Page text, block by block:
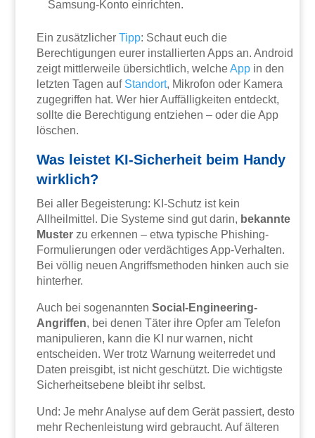
Samsung-Konto einrichten.
Ein zusätzlicherTipp: Schaut euch die
Berechtigungen eurer installierten Apps an. Android
zeigt mittlerweile übersichtlich, welcheApp in den
letzten Tagen auf Standort, Mikrofon oder Kamera
zugegriffen hat. Wer hier Auffälligkeiten entdeckt,
sollte die Berechtigung entziehen – oder die App
löschen.
Was leistet KI-Sicherheit beim Handy
wirklich?
Bei aller Begeisterung: KI-Schutz ist kein
Allheilmittel. Die Systeme sind gut darin, bekannte
Muster zu erkennen – etwa typische Phishing-
Formulierungen oder verdächtiges App-Verhalten.
Bei völlig neuen Angriffsmethoden hinken auch sie
hinterher.
Auch bei sogenanntenSocial-Engineering-
Angriffen, bei denen Täter ihre Opfer am Telefon
manipulieren, kann die KI nur warnen, nicht
entscheiden. Wer trotz Warnung weiterredet und
Daten preisgibt, ist nicht geschützt. Die wichtigste
Sicherheitsebene bleibt ihr selbst.
Und: Je mehr Analyse auf dem Gerät passiert, desto
mehr Rechenleistung wird gebraucht. Auf älteren